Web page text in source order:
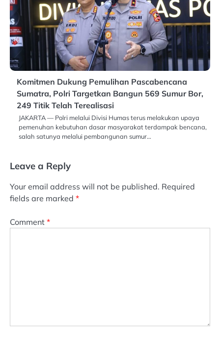
Komitmen Dukung Pemulihan Pascabencana
Sumatra, Polri Targetkan Bangun 569 Sumur Bor,
249 Titik Telah Terealisasi
JAKARTA — Polri melalui Divisi Humas terus melakukan upaya
pemenuhan kebutuhan dasar masyarakat terdampak bencana,
salah satunya melalui pembangunan sumur…
Leave a Reply
Your email address will not be published. Required
fields are marked *
Comment *